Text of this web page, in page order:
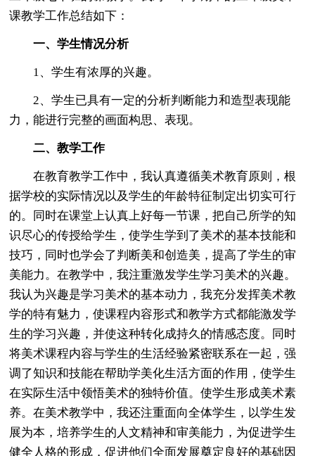
课教学工作总结如下：
一、学生情况分析
1、学生有浓厚的兴趣。
2、学生已具有一定的分析判断能力和造型表现能
力，能进行完整的画面构思、表现。
二、教学工作
在教育教学工作中，我认真遵循美术教育原则，根
据学校的实际情况以及学生的年龄特征制定出切实可行
的。同时在课堂上认真上好每一节课，把自己所学的知
识尽心的传授给学生，使学生学到了美术的基本技能和
技巧，同时也学会了判断美和创造美，提高了学生的审
美能力。在教学中，我注重激发学生学习美术的兴趣。
我认为兴趣是学习美术的基本动力，我充分发挥美术教
学的特有魅力，使课程内容形式和教学方式都能激发学
生的学习兴趣，并使这种转化成持久的情感态度。同时
将美术课程内容与学生的生活经验紧密联系在一起，强
调了知识和技能在帮助学美化生活方面的作用，使学生
在实际生活中领悟美术的独特价值。使学生形成美术素
养。在美术教学中，我还注重面向全体学生，以学生发
展为本，培养学生的人文精神和审美能力，为促进学生
健全人格的形成，促进他们全面发展奠定良好的基础因